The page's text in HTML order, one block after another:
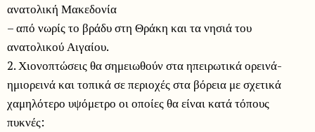
ανατολική Μακεδονία
– από νωρίς το βράδυ στη Θράκη και τα νησιά του
ανατολικού Αιγαίου.
2. Χιονοπτώσεις θα σημειωθούν στα ηπειρωτικά ορεινά-
ημιορεινά και τοπικά σε περιοχές στα βόρεια με σχετικά
χαμηλότερο υψόμετρο οι οποίες θα είναι κατά τόπους
πυκνές: